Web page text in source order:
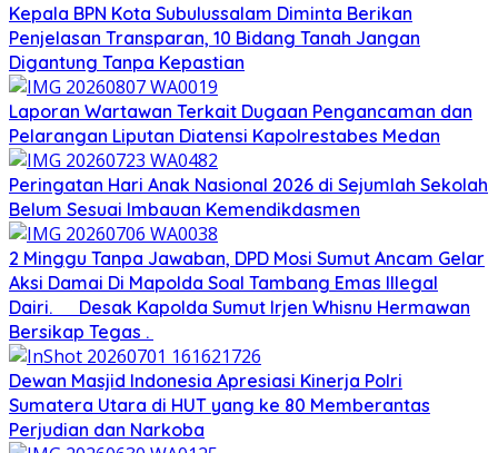
Kepala BPN Kota Subulussalam Diminta Berikan
Penjelasan Transparan, 10 Bidang Tanah Jangan
Digantung Tanpa Kepastian
Laporan Wartawan Terkait Dugaan Pengancaman dan
Pelarangan Liputan Diatensi Kapolrestabes Medan
Peringatan Hari Anak Nasional 2026 di Sejumlah Sekolah
Belum Sesuai Imbauan Kemendikdasmen
2 Minggu Tanpa Jawaban, DPD Mosi Sumut Ancam Gelar
Aksi Damai Di Mapolda Soal Tambang Emas Illegal
Dairi. Desak Kapolda Sumut Irjen Whisnu Hermawan
Bersikap Tegas .
Dewan Masjid Indonesia Apresiasi Kinerja Polri
Sumatera Utara di HUT yang ke 80 Memberantas
Perjudian dan Narkoba